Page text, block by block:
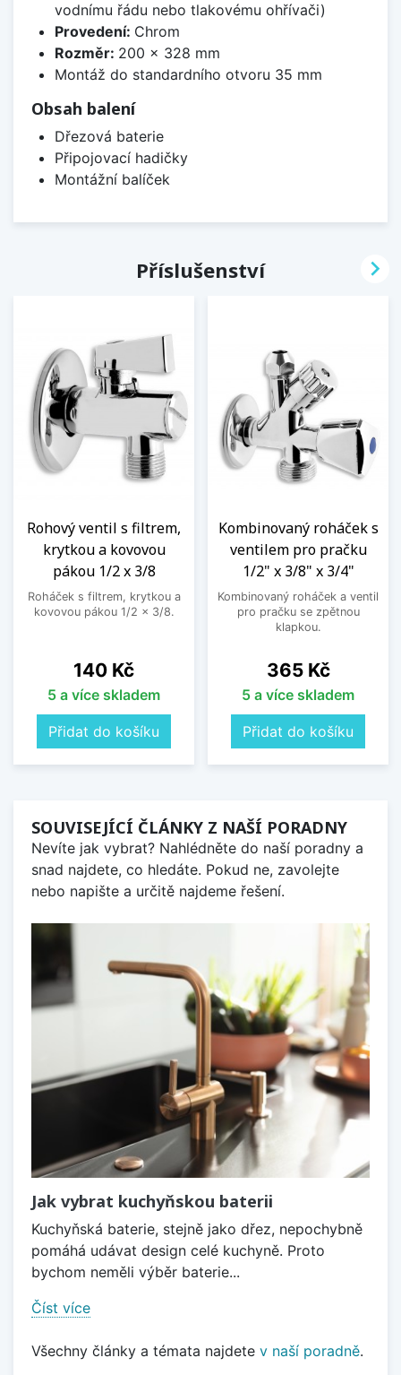
vodnímu řádu nebo tlakovému ohřívači)
Provedení: Chrom
Rozměr: 200 x 328 mm
Montáž do standardního otvoru 35 mm
Obsah balení
Dřezová baterie
Připojovací hadičky
Montážní balíček
Příslušenství
Rohový ventil s filtrem,
krytkou a kovovou
pákou 1/2 x 3/8
Roháček s filtrem, krytkou a
kovovou pákou 1/2 x 3/8.
Cena
140 Kč
5 a více skladem
Přidat do košíku
Kombinovaný roháček s
ventilem pro pračku
1/2" x 3/8" x 3/4"
Kombinovaný roháček a ventil
pro pračku se zpětnou
klapkou.
Cena
365 Kč
5 a více skladem
Přidat do košíku

SOUVISEJÍCÍ ČLÁNKY Z NAŠÍ PORADNY
Nevíte jak vybrat? Nahlédněte do naší poradny a
snad najdete, co hledáte. Pokud ne, zavolejte
nebo napište a určitě najdeme řešení.
Jak vybrat kuchyňskou baterii
Kuchyňská baterie, stejně jako dřez, nepochybně
pomáhá udávat design celé kuchyně. Proto
bychom neměli výběr baterie...
Číst více
Všechny články a témata najdete v naší poradně.